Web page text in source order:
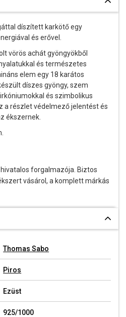
díszített karkötő egy
és erővel.
vörös achát gyöngyökből
és természetes
elem egy 18 karátos
díszes gyöngy, szem
és szimbolikus
a részlet védelmező jelentést és
ékszernek.
hivatalos forgalmazója. Biztos
vásárol, a komplett márkás
Thomas Sabo
Piros
Ezüst
925/1000